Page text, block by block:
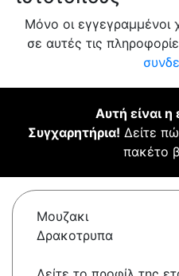
Μόνο οι
σε αυτές τις
Αυτή είναι η
Συγχαρητήρια! Δείτε
πακέτο
Μουζακι
Δρακοτρυπα